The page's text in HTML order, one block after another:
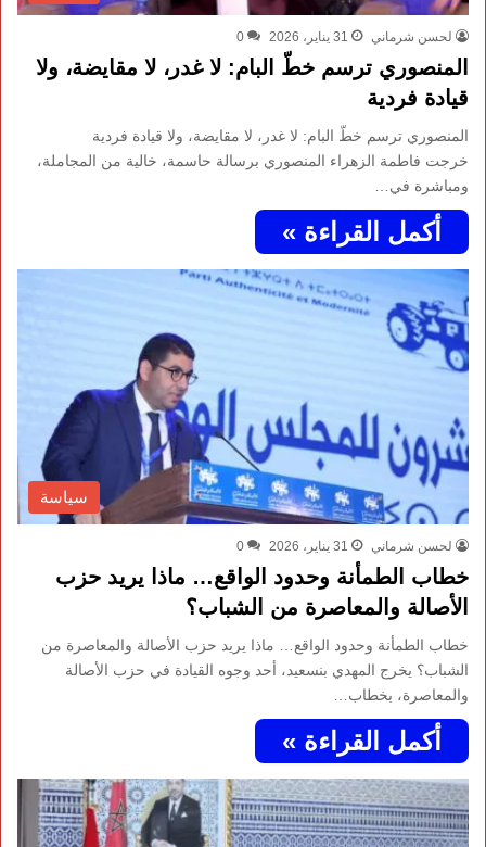
لحسن شرماني 31 يناير، 2026 0
المنصوري ترسم خطّ البام: لا غدر، لا مقايضة، ولا
قيادة فردية
المنصوري ترسم خطّ البام: لا غدر، لا مقايضة، ولا قيادة فردية
خرجت فاطمة الزهراء المنصوري برسالة حاسمة، خالية من المجاملة،
ومباشرة في…
أكمل القراءة »
سياسة
لحسن شرماني 31 يناير، 2026 0
خطاب الطمأنة وحدود الواقع… ماذا يريد حزب
الأصالة والمعاصرة من الشباب؟
خطاب الطمأنة وحدود الواقع… ماذا يريد حزب الأصالة والمعاصرة من
الشباب؟ يخرج المهدي بنسعيد، أحد وجوه القيادة في حزب الأصالة
والمعاصرة، بخطاب…
أكمل القراءة »